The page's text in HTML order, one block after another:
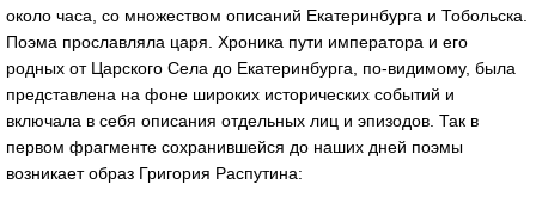
около часа, со множеством описаний Екатеринбурга и Тобольска.
Поэма прославляла царя. Хроника пути императора и его
родных от Царского Села до Екатеринбурга, по-видимому, была
представлена на фоне широких исторических событий и
включала в себя описания отдельных лиц и эпизодов. Так в
первом фрагменте сохранившейся до наших дней поэмы
возникает образ Григория Распутина: